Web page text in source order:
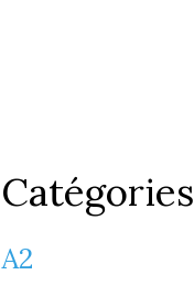
Catégories
A2